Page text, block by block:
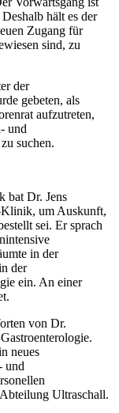
hält es der
Zugang für
sind, zu
der
gebeten, als
aufzutreten,
und
suchen.
bat Dr. Jens
um Auskunft,
sei. Er sprach
in der
der
ein. An einer
von Dr.
neues
und
Ultraschall.